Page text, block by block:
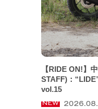
【RIDE ON!】
STAFF)：
vol.15
NEW